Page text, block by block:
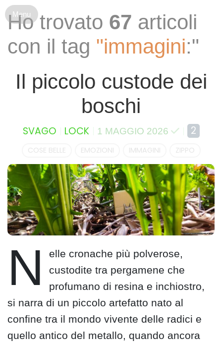
Ho trovato 67 articoli
con il tag "immagini:"
Il piccolo custode dei
boschi
SVAGO LOCK 1 MAGGIO 2026 2
COSE BELLE EMOZIONI IMMAGINI ZIPPO
N
elle cronache più polverose,
custodite tra pergamene che
profumano di resina e inchiostro,
si narra di un piccolo artefatto nato al
confine tra il mondo vivente delle radici e
quello antico del metallo, quando ancora